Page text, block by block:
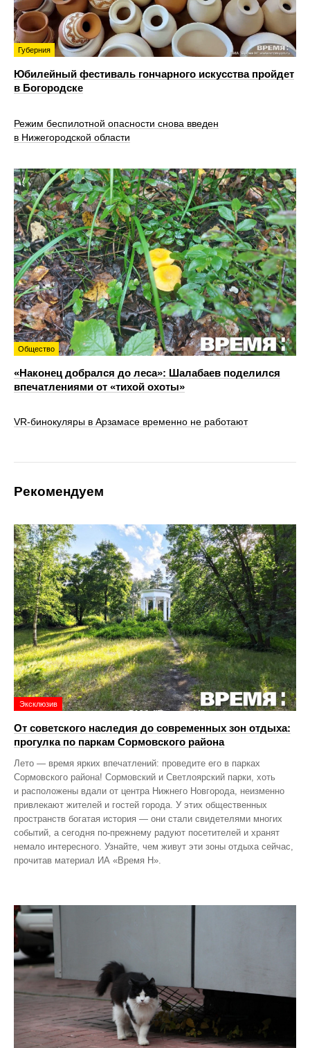
Губерния
Юбилейный фестиваль гончарного искусства пройдет
в Богородске
Режим беспилотной опасности снова введен
в Нижегородской области
Общество
«Наконец добрался до леса»: Шалабаев поделился
впечатлениями от «тихой охоты»
VR‑бинокуляры в Арзамасе временно не работают
Рекомендуем
Эксклюзив
От советского наследия до современных зон отдыха:
прогулка по паркам Сормовского района
Лето — время ярких впечатлений: проведите его в парках
Сормовского района! Сормовский и Светлоярский парки, хоть
и расположены вдали от центра Нижнего Новгорода, неизменно
привлекают жителей и гостей города. У этих общественных
пространств богатая история — они стали свидетелями многих
событий, а сегодня по‑прежнему радуют посетителей и хранят
немало интересного. Узнайте, чем живут эти зоны отдыха сейчас,
прочитав материал ИА «Время Н».